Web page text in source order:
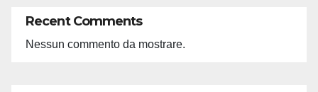
Recent Comments
Nessun commento da mostrare.